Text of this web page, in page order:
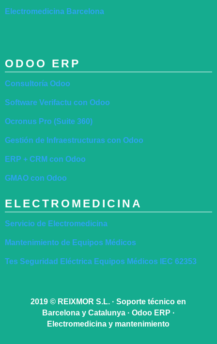
Electromedicina Barcelona
ODOO ERP
Consultoría Odoo
Software Verifactu con Odoo
Ocronus Pro (Suite 360)
Gestión de Infraestructuras con Odoo
ERP + CRM con Odoo
GMAO con Odoo
ELECTROMEDICINA
Servicio de Electromedicina
Mantenimiento de Equipos Médicos
Tes Seguridad Eléctrica Equipos Médicos IEC 62353
2019© REIXMOR S.L. · Soporte técnico en
Barcelona y Catalunya · Odoo ERP ·
Electromedicina y mantenimiento